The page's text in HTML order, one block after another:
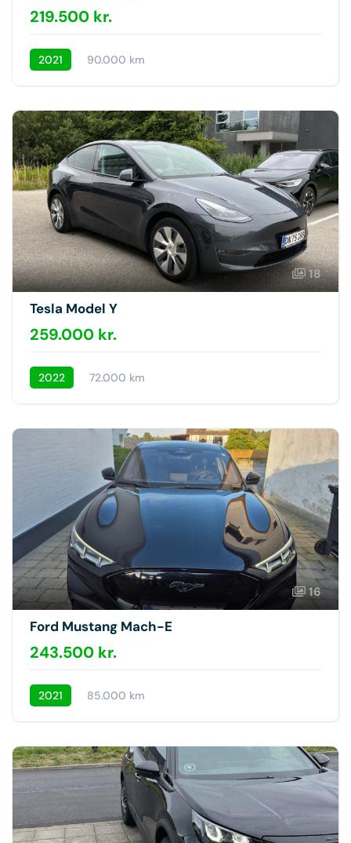
219.500 kr.
2021 90.000 km
18
Tesla Model Y
259.000 kr.
2022 72.000 km
16
Ford Mustang Mach-E
243.500 kr.
2021 85.000 km